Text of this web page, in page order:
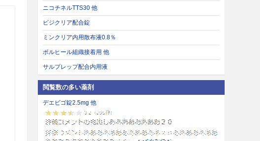
ニコチネルTTS30 他
ビジクリア配合錠
ミンクリア内用散布液0.8％
ボルヒール組織接着用 他
サルプレップ配合内用液
閲覧数の多い薬剤
デエビゴ錠2.5mg 他